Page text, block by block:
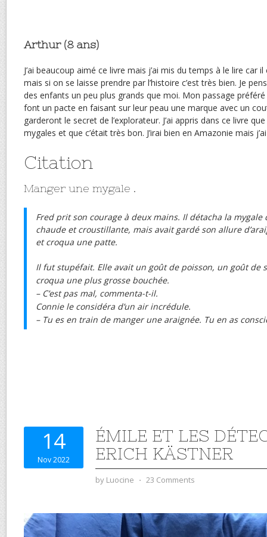
Arthur (8 ans)
J’ai beaucoup aimé ce livre mais j’ai mis du temps à le lire car
mais si on se laisse prendre par l’histoire c’est très bien. Je
des enfants un peu plus grands que moi. Mon passage préféré
font un pacte en faisant sur leur peau une marque avec un
garderont le secret de l’explorateur. J’ai appris dans ce livre
mygales et que c’était très bon. J’irai bien en Amazonie mais
Citation
Manger une mygale .
Fred prit son courage à deux mains. Il détacha la
chaude et croustillante, mais avait gardé son allure
et croqua une patte.
Il fut stupéfait. Elle avait un goût de poisson, un goût de
croqua une plus grosse bouchée.
– C’est pas mal, commenta-t-il.
Connie le considéra d’un air incrédule.
– Tu es en train de manger une araignée. Tu en as
14
Nov 2022
ÉMILE ET LES
ERICH KÄSTNER
by Luocine ⋅ 23 Comments